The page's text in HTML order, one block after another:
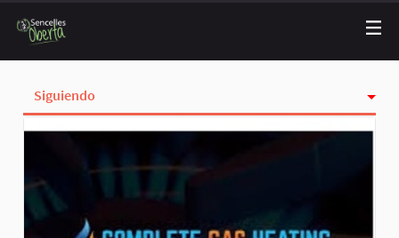
Actividad
Siguiendo
Seguidoras